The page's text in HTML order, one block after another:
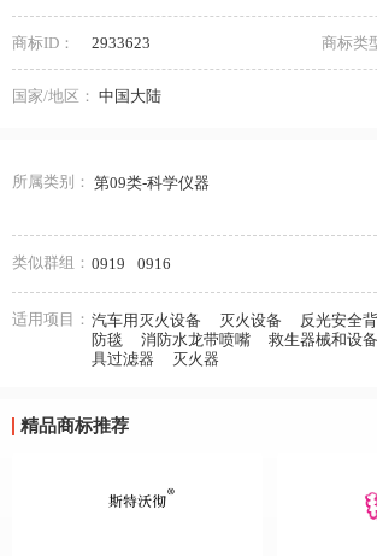
商标ID： 2933623 商标类
国家/地区： 中国大陆
所属类别： 第09类-科学仪器
类似群组： 0919 0916
适用项目： 汽车用灭火设备 灭火设备 反光安全
防毯
消防水龙带喷嘴 救生器械和设备
具过滤器
灭火器
精品商标推荐